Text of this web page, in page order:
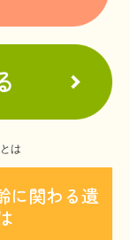
は
に関わる遺